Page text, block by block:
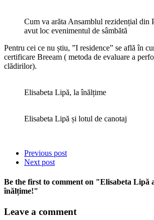
Cum va arăta Ansamblul rezidențial din
avut loc evenimentul de sâmbătă
Pentru cei ce nu știu, ”I residence” se află în
certificare Breeam ( metoda de evaluare a
clădirilor).
Elisabeta Lipă, la înălțime
Elisabeta Lipă și lotul de canotaj
Previous post
Next post
Be the first to comment on "Elisabeta Lipă
înălțime!"
Leave a comment